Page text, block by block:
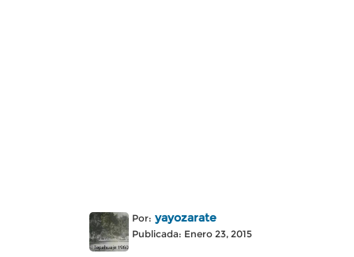
Por: yayozarate
Publicada: Enero 23, 2015